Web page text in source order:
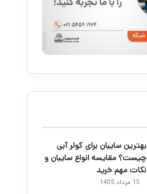
بهترین سایبان برای کولر آبی
چیست؟ مقایسه انواع سایبان و
نکات مهم خرید
15 مرداد 1405